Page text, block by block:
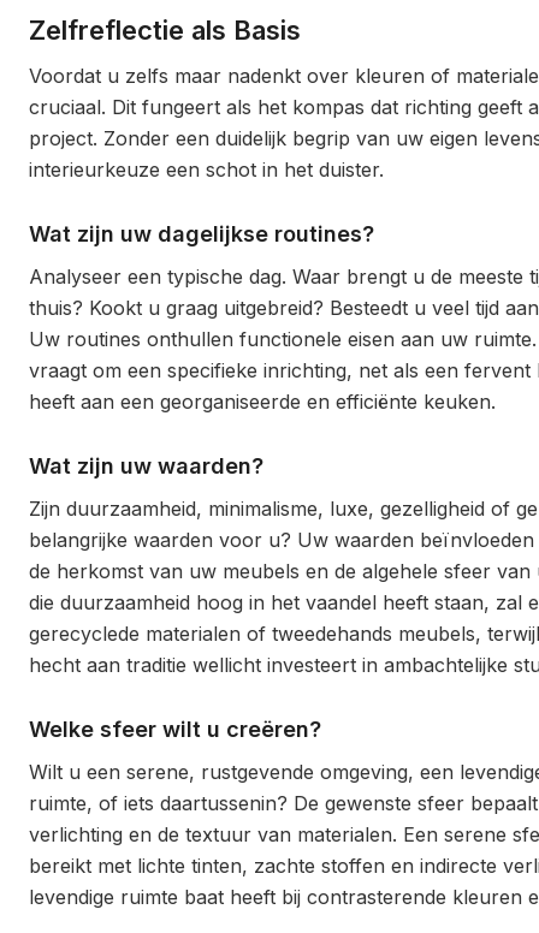
Zelfreflectie als Basis
Voordat u zelfs maar nadenkt over kleuren of
cruciaal. Dit fungeert als het kompas dat richting geeft
project. Zonder een duidelijk begrip van uw eigen
interieurkeuze een schot in het duister.
Wat zijn uw dagelijkse routines?
Analyseer een typische dag. Waar brengt u de meeste
thuis? Kookt u graag uitgebreid? Besteedt u veel tijd
Uw routines onthullen functionele eisen aan uw
vraagt om een specifieke inrichting, net als een fervent
heeft aan een georganiseerde en efficiënte keuken.
Wat zijn uw waarden?
Zijn duurzaamheid, minimalisme, luxe, gezelligheid of
belangrijke waarden voor u? Uw waarden
de herkomst van uw meubels en de algehele sfeer van
die duurzaamheid hoog in het vaandel heeft staan, zal
gerecyclede materialen of tweedehands meubels,
hecht aan traditie wellicht investeert in ambachtelijke
Welke sfeer wilt u creëren?
Wilt u een serene, rustgevende omgeving, een
ruimte, of iets daartussenin? De gewenste sfeer
verlichting en de textuur van materialen. Een serene
bereikt met lichte tinten, zachte stoffen en indirecte
levendige ruimte baat heeft bij contrasterende kleuren